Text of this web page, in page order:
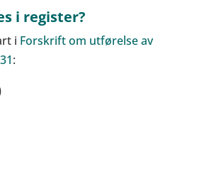
i register?
i Forskrift om utførelse av
: